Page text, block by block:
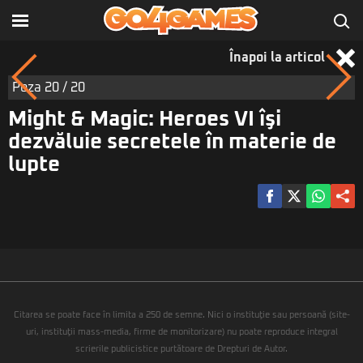
Înapoi la articol
Poza 20 / 20
Might & Magic: Heroes VI îşi
dezvăluie secretele în materie de
lupte
Citarea se poate face în limita a 250 de semne. Nici o instituţie sau persoană (site-
uri, instituţii mass-media, firme de monitorizare) nu poate reproduce integral
scrierile publicistice purtătoare de Drepturi de Autor.